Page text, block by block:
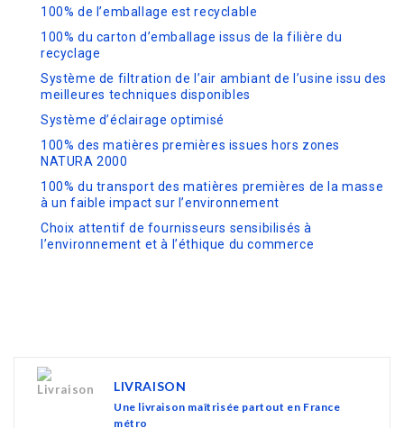
100% de l’emballage est recyclable
100% du carton d’emballage issus de la filière du
recyclage
Système de filtration de l’air ambiant de l’usine issu des
meilleures techniques disponibles
Système d’éclairage optimisé
100% des matières premières issues hors zones
NATURA 2000
100% du transport des matières premières de la masse
à un faible impact sur l’environnement
Choix attentif de fournisseurs sensibilisés à
l’environnement et à l’éthique du commerce
LIVRAISON
Une livraison maîtrisée partout en France
métro